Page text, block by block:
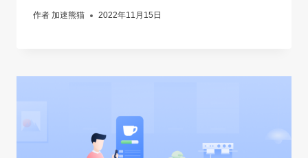
作者 加速熊猫 2022年11月15日